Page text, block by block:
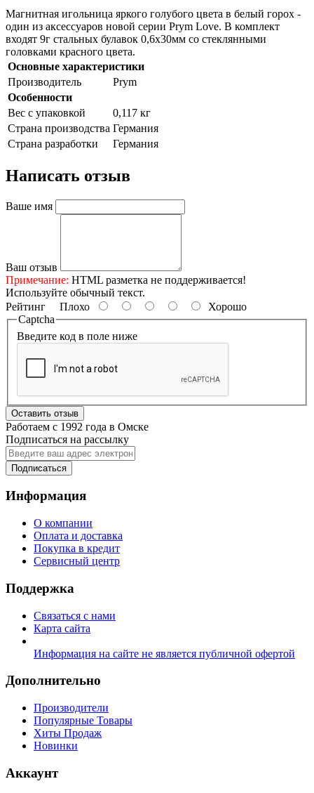
Магнитная игольница яркого голубого цвета в белый горох -
один из аксессуаров новой серии Prym Love. В комплект
входят 9г стальных булавок 0,6х30мм со стеклянными
головками красного цвета.
Основные характеристики
Производитель
Prym
Особенности
Вес с упаковкой
0,117 кг
Страна производства Германия
Страна разработки
Германия
Написать отзыв
Ваше имя
Ваш отзыв
Примечание: HTML разметка не поддерживается!
Используйте обычный текст.
Рейтинг Плохо
Хорошо
Captcha
Введите код в поле ниже
Оставить отзыв
Работаем с 1992 года в Омске
Подписаться на рассылку
Подписаться
Информация
О компании
Оплата и доставка
Покупка в кредит
Сервисный центр
Поддержка
Связаться с нами
Карта сайта
Информация на сайте не является публичной офертой
Дополнительно
Производители
Популярные Товары
Хиты Продаж
Новинки
Аккаунт